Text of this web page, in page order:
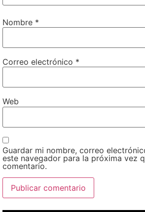
Nombre *
Correo electrónico *
Web
Guardar mi nombre, correo
este navegador para la próxima vez
comentario.